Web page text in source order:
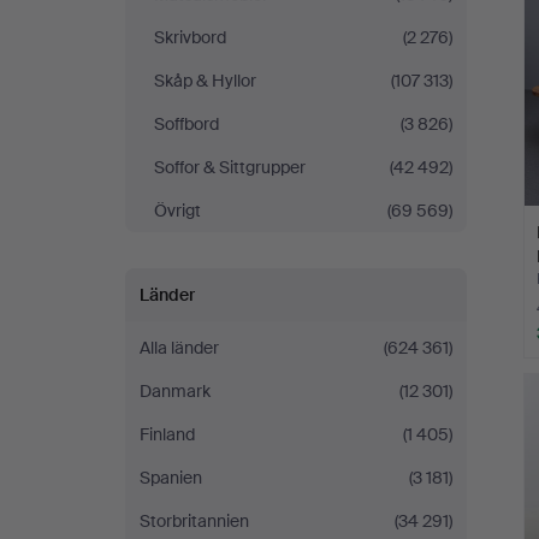
Skrivbord
(2 276)
Skåp & Hyllor
(107 313)
Soffbord
(3 826)
Soffor & Sittgrupper
(42 492)
Övrigt
(69 569)
Länder
Alla länder
(624 361)
Danmark
(12 301)
Finland
(1 405)
Spanien
(3 181)
Storbritannien
(34 291)